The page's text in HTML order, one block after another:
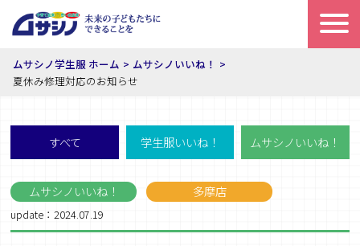
ムサシノ学生服 ホーム
ムサシノいいね！
夏休み修理対応のお知らせ
すべて 学生服いいね！ ムサシノいいね！
ムサシノいいね！ 多摩店
update：2024.07.19